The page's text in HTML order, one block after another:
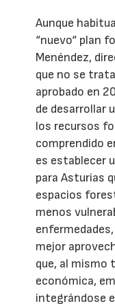
Aunque
“nuevo“ plan
Menéndez,
que no se
aprobado en
de desarrollar
los recursos
comprendido
es establecer
para Asturias
espacios
menos
mejor
que, al mismo
económica,
integrándose